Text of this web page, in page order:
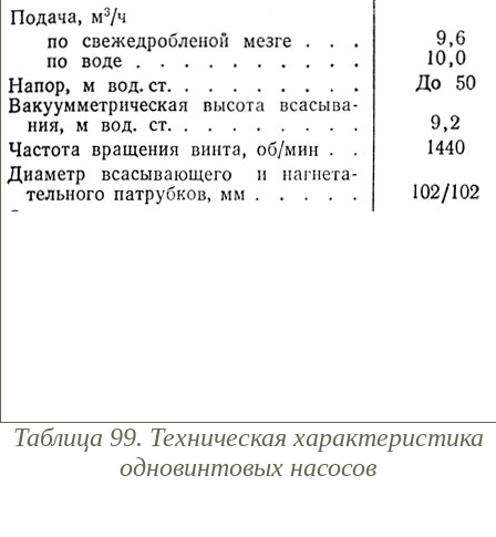
Таблица 99. Техническая характеристика
одновинтовых насосов